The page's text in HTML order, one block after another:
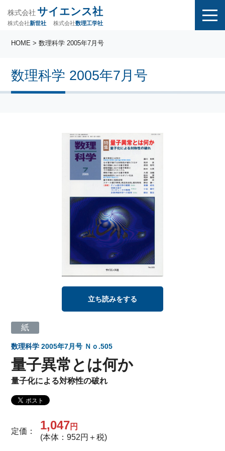
株式会社 サイエンス社
株式会社新世社 株式会社数理工学社
数理科学 2005年7月号
HOME > 数理科学 2005年7月号
立ち読みをする
紙
数理科学 2005年7月号 Ｎｏ.505
量子異常とは何か
量子化による対称性の破れ
定価： 1,047円
(本体：952円＋税)